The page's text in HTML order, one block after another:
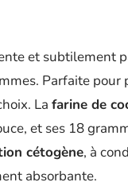
et subtilement
Parfaite pour
La farine de
et ses 18
cétogène, à
absorbante.